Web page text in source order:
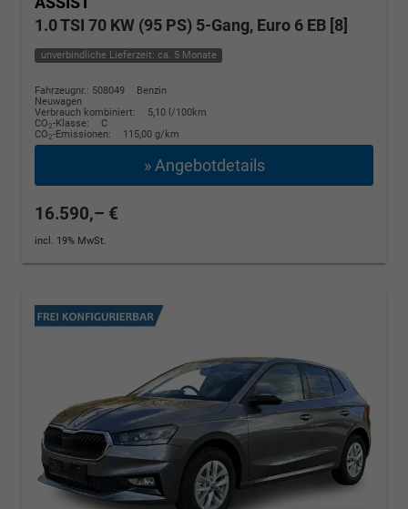
1.0 TSI 70 KW (95 PS) 5-Gang, Euro 6 EB [8]
unverbindliche Lieferzeit: ca. 5 Monate
Fahrzeugnr.: 508049
Benzin
Neuwagen
Verbrauch kombiniert:
5,10 l/100km
CO2-Klasse:
C
CO2-Emissionen: 115,00 g/km
» Angebotdetails
16.590,– €
incl. 19% MwSt.